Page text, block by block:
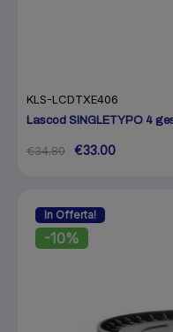
KLS-LCDTXE406
Lascod SINGLETYPO 4
€34.80 €33.00
In Offerta!
-10%